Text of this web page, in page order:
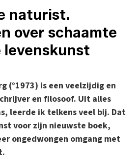
naturist.
over schaamte
levenskunst
(°1973) is een veelzijdig en
en filosoof. Uit alles
leerde ik telkens veel bij. Dat
voor zijn nieuwste boek,
ongedwongen omgang met